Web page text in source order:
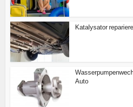
Katalysator
Auto